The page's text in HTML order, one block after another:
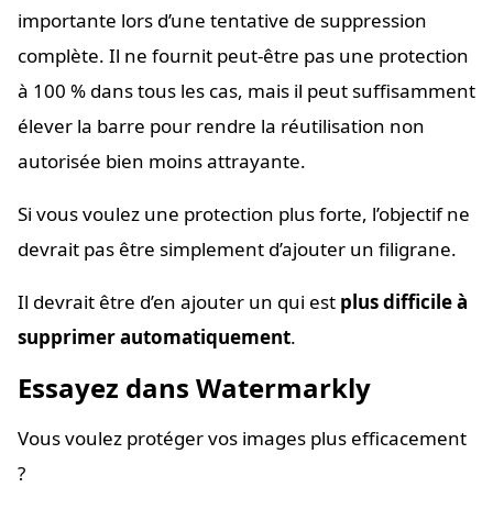
importante lors d’une tentative de suppression
complète. Il ne fournit peut-être pas une protection
à 100 % dans tous les cas, mais il peut suffisamment
élever la barre pour rendre la réutilisation non
autorisée bien moins attrayante.
Si vous voulez une protection plus forte, l’objectif ne
devrait pas être simplement d’ajouter un filigrane.
Il devrait être d’en ajouter un qui est plus difficile à
supprimer automatiquement.
Essayez dans Watermarkly
Vous voulez protéger vos images plus efficacement
?